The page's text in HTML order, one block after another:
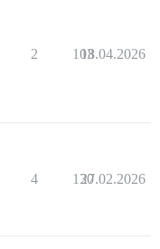
2 103
18.04.2026
4 130
27.02.2026